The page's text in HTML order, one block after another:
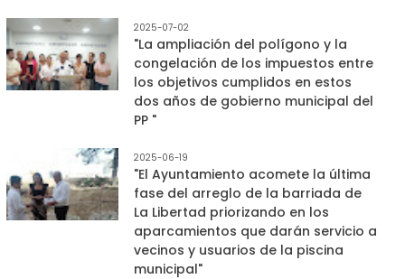
2025-07-02
"La ampliación del polígono y la
congelación de los impuestos entre
los objetivos cumplidos en estos
dos años de gobierno municipal del
PP "
2025-06-19
"El Ayuntamiento acomete la última
fase del arreglo de la barriada de
La Libertad priorizando en los
aparcamientos que darán servicio a
vecinos y usuarios de la piscina
municipal"